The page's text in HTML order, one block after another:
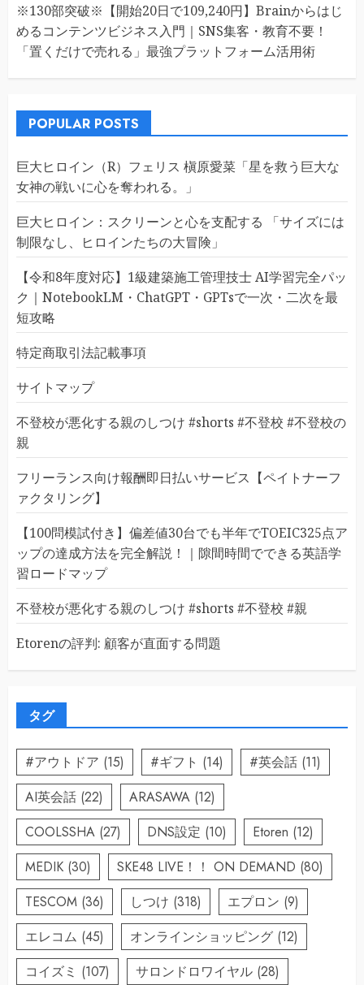
※130部突破※【開始20日で109,240円】Brainからはじ
めるコンテンツビジネス入門｜SNS集客・教育不要！
「置くだけで売れる」最強プラットフォーム活用術
POPULAR POSTS
巨大ヒロイン（R）フェリス 槇原愛菜「星を救う巨大な
女神の戦いに心を奪われる。」
巨大ヒロイン：スクリーンと心を支配する 「サイズには
制限なし、ヒロインたちの大冒険」
【令和8年度対応】1級建築施工管理技士 AI学習完全パッ
ク｜NotebookLM・ChatGPT・GPTsで一次・二次を最
短攻略
特定商取引法記載事項
サイトマップ
不登校が悪化する親のしつけ #shorts #不登校 #不登校の
親
フリーランス向け報酬即日払いサービス【ペイトナーフ
ァクタリング】
【100問模試付き】偏差値30台でも半年でTOEIC325点ア
ップの達成方法を完全解説！｜隙間時間でできる英語学
習ロードマップ
不登校が悪化する親のしつけ #shorts #不登校 #親
Etorenの評判: 顧客が直面する問題
タグ
#アウトドア (15) #ギフト (14) #英会話 (11)
AI英会話 (22) ARASAWA (12)
COOLSSHA (27) DNS設定 (10) Etoren (12)
MEDIK (30) SKE48 LIVE！！ ON DEMAND (80)
TESCOM (36) しつけ (318) エプロン (9)
エレコム (45) オンラインショッピング (12)
コイズミ (107) サロンドロワイヤル (28)